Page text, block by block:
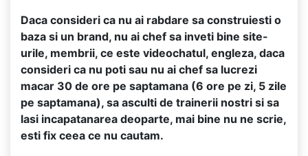
Daca consideri ca nu ai rabdare sa construiesti o
baza si un brand, nu ai chef sa inveti bine site-
urile, membrii, ce este videochatul, engleza, daca
consideri ca nu poti sau nu ai chef sa lucrezi
macar 30 de ore pe saptamana (6 ore pe zi, 5 zile
pe saptamana), sa asculti de trainerii nostri si sa
lasi incapatanarea deoparte, mai bine nu ne scrie,
esti fix ceea ce nu cautam.